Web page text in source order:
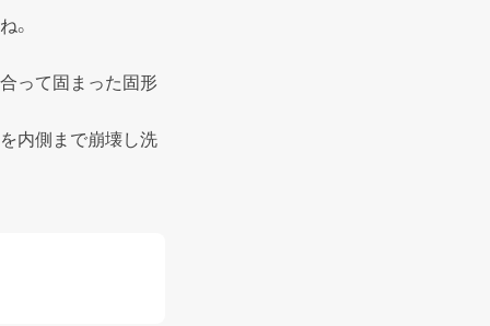
。
って固まった固形
内側まで崩壊し洗